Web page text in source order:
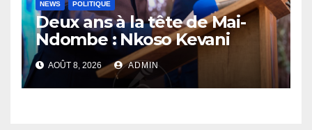
NEWS POLITIQUE
Deux ans à la tête de Mai-
Ndombe : Nkoso Kevani
défend son bilan et fait de la
sécurité sa priorité
AOÛT 8, 2026 ADMIN